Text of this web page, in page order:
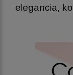
elegancia,